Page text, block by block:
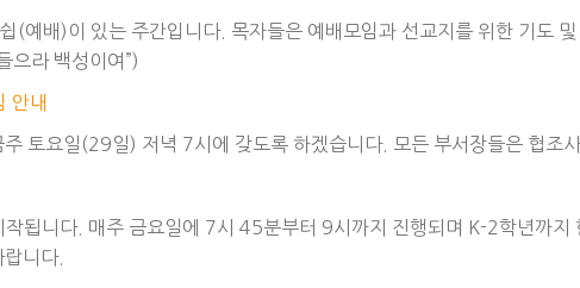
(예배)이 있는 주간입니다. 목자들은 예배모임과 선교지를 위한 기도
으라 백성이여”)
안내
토요일(29일) 저녁 7시에 갖도록 하겠습니다. 모든 부서장들은 협조
됩니다. 매주 금요일에 7시 45분부터 9시까지 진행되며 K-2학년까
니다.